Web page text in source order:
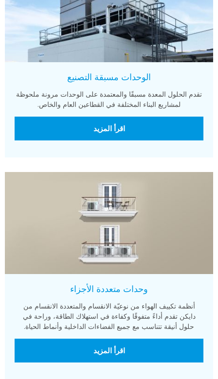
الوحدات مسبقة التصنيع
تقدم الحلول المعدة مسبقًا والمعتمدة على الوحدات مرونة ملحوظة
لمشاريع البناء المختلفة في القطاعين العام والخاص.
اقرأ المزيد
وحدات متعددة الأجزاء
أنظمة تكييف الهواء من نوعيّة الانقسام والمتعددة الانقسام من
دايكن تقدم أداءً متفوقًا وكفاءة في استهلاك الطاقة، وراحة في
حلول أنيقة تتناسب مع جميع الفضاءات الداخلية وأنماط الحياة.
اقرأ المزيد